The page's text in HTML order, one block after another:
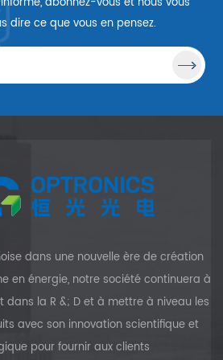
à
dire ce que vous en pensez.
dans une nouvelle ère de création
en énergie, notre société continuera à
dans la R &; D et à mettre à niveau les
avec son innovation scientifique et
pour fournir aux clients